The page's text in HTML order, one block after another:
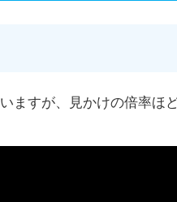
ますが、見かけの倍率ほ